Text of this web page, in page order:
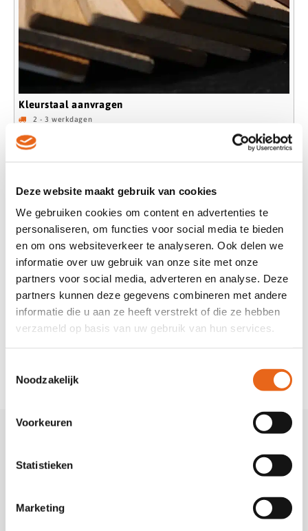
Deze website maakt gebruik van cookies
We gebruiken cookies om content en advertenties te
personaliseren, om functies voor social media te bieden
en om ons websiteverkeer te analyseren. Ook delen we
informatie over uw gebruik van onze site met onze
partners voor social media, adverteren en analyse. Deze
partners kunnen deze gegevens combineren met andere
informatie die u aan ze heeft verstrekt of die ze hebben
verzameld op basis van uw gebruik van hun services.
Noodzakelijk
Voorkeuren
Statistieken
Marketing
Kleurstaal aanvragen
2 - 3 werkdagen
€15,00
Robuuste tafelbladen
Snelle levering
Gratis kleurstalen
Heb je vragen over onze
kleurstalen?
Neem contact met ons op en stel jouw vraag over
onze kleurstalen aan eikenwandplank.nl